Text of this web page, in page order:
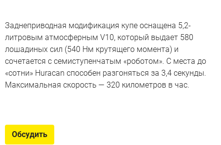
Заднеприводная модификация купе оснащена 5,2-
литровым атмосферным V10, который выдает 580
лошадиных сил (540 Нм крутящего момента) и
сочетается с семиступенчатым «роботом». С места до
«сотни» Huracan способен разгоняться за 3,4 секунды.
Максимальная скорость — 320 километров в час.
Самые необычные автомобили, на которых ездил
Обсудить